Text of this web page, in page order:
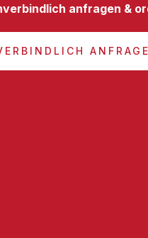
anfragen &